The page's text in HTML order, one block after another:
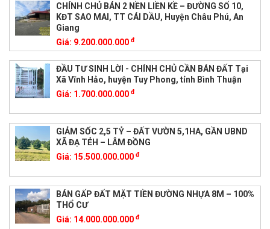
CHÍNH CHỦ BÁN 2 NỀN LIỀN KỀ – ĐƯỜNG SỐ 10,
KĐT SAO MAI, TT CÁI DẦU, Huyện Châu Phú, An
Giang
Giá: 9.200.000.000 đ
ĐẦU TƯ SINH LỜI - CHÍNH CHỦ CẦN BÁN ĐẤT Tại
Xã Vĩnh Hảo, huyện Tuy Phong, tỉnh Bình Thuận
Giá: 1.700.000.000 đ
GIẢM SỐC 2,5 TỶ – ĐẤT VƯỜN 5,1HA, GẦN UBND
XÃ ĐẠ TẺH – LÂM ĐỒNG
Giá: 15.500.000.000 đ
BÁN GẤP ĐẤT MẶT TIỀN ĐƯỜNG NHỰA 8M – 100%
THỔ CƯ
Giá: 14.000.000.000 đ